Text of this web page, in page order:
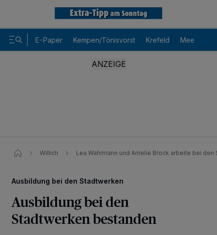
E-Paper Kempen/Tönisvorst Krefeld Meerbusch
Willich Lea Wahrmann und Amelie Brock arbeite bei den
Ausbildung bei den Stadtwerken
Ausbildung bei den
Stadtwerken bestanden
Wir und unsere218 -Partner speichern und greifen auf